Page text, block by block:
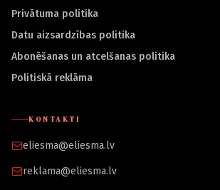
Privātuma politika
Datu aizsardzības politika
Abonēšanas un atcelšanas politika
Politiskā reklāma
KONTAKTI
eliesma@eliesma.lv
reklama@eliesma.lv